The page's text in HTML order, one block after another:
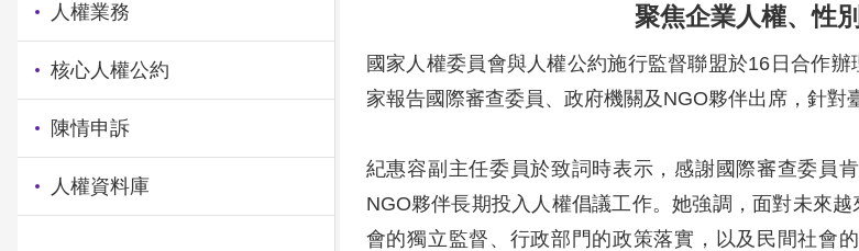
人權業務
核心人權公約
陳情申訴
人權資料庫
聚焦企業人權、性
國家人權委員會與人權公約施行監督聯盟於16日合作
家報告國際審查委員、政府機關及NGO夥伴出席，針對
紀惠容副主任委員於致詞時表示，感謝國際審查委員
NGO夥伴長期投入人權倡議工作。她強調，面對未來
會的獨立監督、行政部門的政策落實，以及民間社會